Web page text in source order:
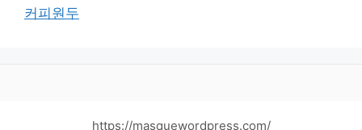
커피원두
https://masquewordpress.com/